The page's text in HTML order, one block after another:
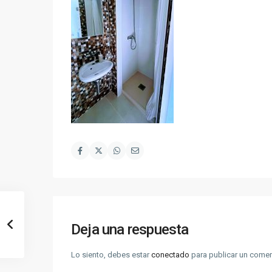
Deja una respuesta
Lo siento, debes estarconectado para publicar un